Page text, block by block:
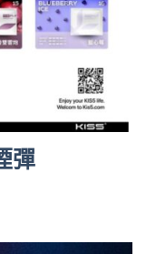
彈